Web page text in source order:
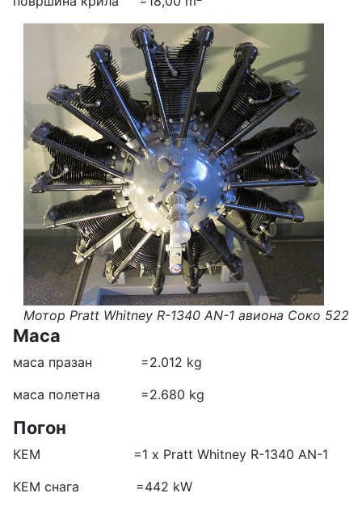
Мотор Pratt Whitney R-1340 AN-1 авиона Соко 522
Маса
маса празан =2.012 kg
маса полетна =2.680 kg
Погон
КЕМ =1 x Pratt Whitney R-1340 AN-1
КЕМ снага =442 kW